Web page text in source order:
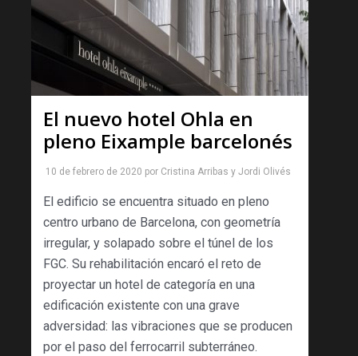
El nuevo hotel Ohla en
pleno Eixample barcelonés
10 de febrero de 2020 por Cristina Arribas y Jordi Olivés
El edificio se encuentra situado en pleno
centro urbano de Barcelona, con geometría
irregular, y solapado sobre el túnel de los
FGC. Su rehabilitación encaró el reto de
proyectar un hotel de categoría en una
edificación existente con una grave
adversidad: las vibraciones que se producen
por el paso del ferrocarril subterráneo.